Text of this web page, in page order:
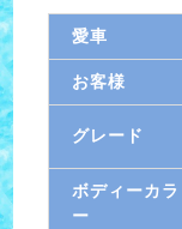
愛車
お客様
グレード
ボディーカラ
ー